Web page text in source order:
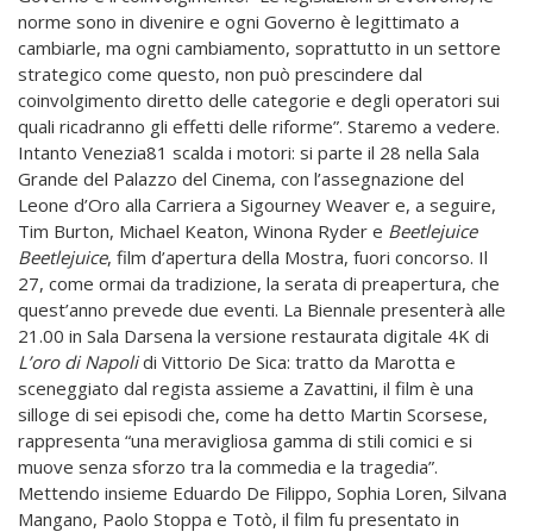
norme sono in divenire e ogni Governo è legittimato a
cambiarle, ma ogni cambiamento, soprattutto in un settore
strategico come questo, non può prescindere dal
coinvolgimento diretto delle categorie e degli operatori sui
quali ricadranno gli effetti delle riforme”. Staremo a vedere.
Intanto Venezia81 scalda i motori: si parte il 28 nella Sala
Grande del Palazzo del Cinema, con l’assegnazione del
Leone d’Oro alla Carriera a Sigourney Weaver e, a seguire,
Tim Burton, Michael Keaton, Winona Ryder e Beetlejuice
Beetlejuice, film d’apertura della Mostra, fuori concorso. Il
27, come ormai da tradizione, la serata di preapertura, che
quest’anno prevede due eventi. La Biennale presenterà alle
21.00 in Sala Darsena la versione restaurata digitale 4K di
L’oro di Napolidi Vittorio De Sica: tratto da Marotta e
sceneggiato dal regista assieme a Zavattini, il film è una
silloge di sei episodi che, come ha detto Martin Scorsese,
rappresenta “una meravigliosa gamma di stili comici e si
muove senza sforzo tra la commedia e la tragedia”.
Mettendo insieme Eduardo De Filippo, Sophia Loren, Silvana
Mangano, Paolo Stoppa e Totò, il film fu presentato in